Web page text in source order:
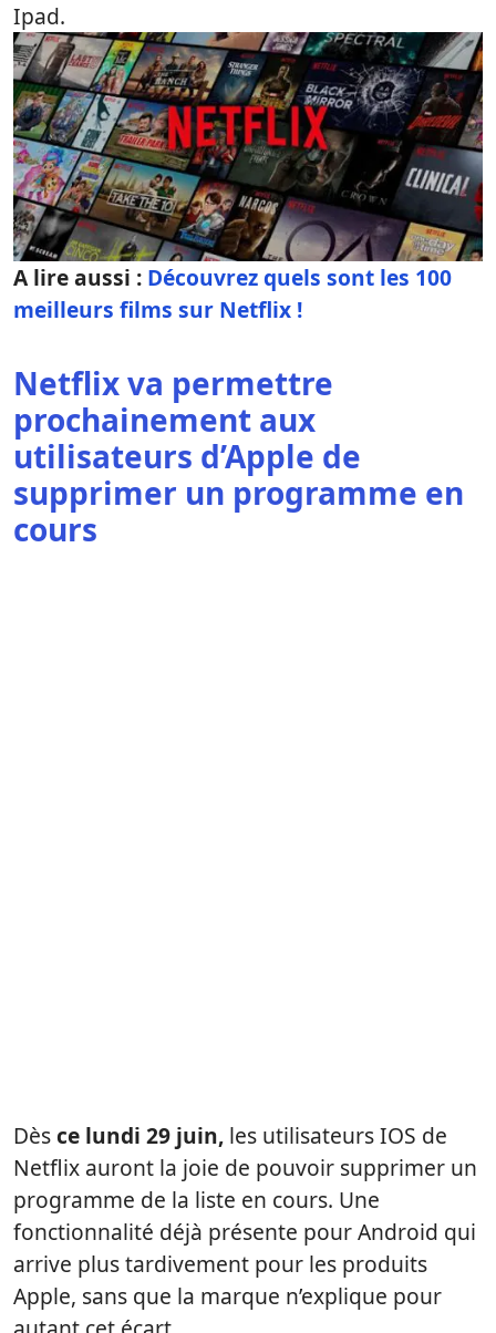
Ipad.
A lire aussi : Découvrez quels sont les 100
meilleurs films sur Netflix !
Netflix va permettre
prochainement aux
utilisateurs d’Apple de
supprimer un programme en
cours
Dèsce lundi 29 juin, les utilisateurs IOS de
Netflix auront la joie de pouvoir supprimer un
programme de la liste en cours. Une
fonctionnalité déjà présente pour Android qui
arrive plus tardivement pour les produits
Apple, sans que la marque n’explique pour